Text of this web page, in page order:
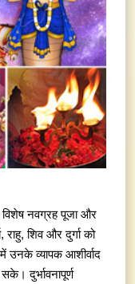
विशेष नवग्रह पूजा और
शिव और दुर्गा को
उनके व्यापक आशीर्वाद
दुर्भावनापूर्ण